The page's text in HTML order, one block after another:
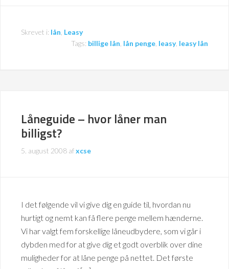
Skrevet i: lån Leasy
Tags: billige lån lån penge leasy, leasy lån
Låneguide – hvor låner man
billigst?
5. august 2008 afxcse
I det følgende vil vi give dig en guide til, hvordan nu
hurtigt og nemt kan få flere penge mellem hænderne.
Vi har valgt fem forskellige låneudbydere, som vi går i
dybden med for at give dig et godt overblik over dine
muligheder for at låne penge på nettet. Det første